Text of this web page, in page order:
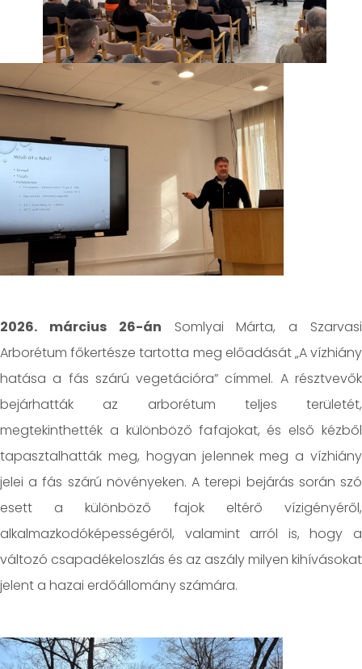
2026. március 26-án Somlyai Márta, a Szarvasi
Arborétum főkertésze tartotta meg előadását „A vízhiány
hatása a fás szárú vegetációra” címmel. A résztvevők
bejárhatták az arborétum teljes területét,
megtekinthették a különböző fafajokat, és első kézből
tapasztalhatták meg, hogyan jelennek meg a vízhiány
jelei a fás szárú növényeken. A terepi bejárás során szó
esett a különböző fajok eltérő vízigényéről,
alkalmazkodóképességéről, valamint arról is, hogy a
változó csapadékeloszlás és az aszály milyen kihívásokat
jelent a hazai erdőállomány számára.